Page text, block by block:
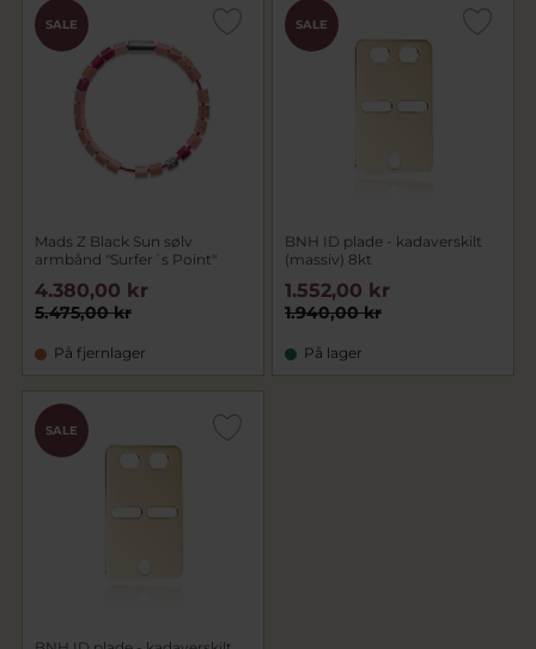
SALE
Mads Z Black Sun sølv
armbånd "Surfer´s Point"
5.475,00 kr
4.380,00 kr
På fjernlager
SALE
BNH ID plade - kadaverskilt
(massiv) 8kt
1.940,00 kr
1.552,00 kr
På lager
SALE